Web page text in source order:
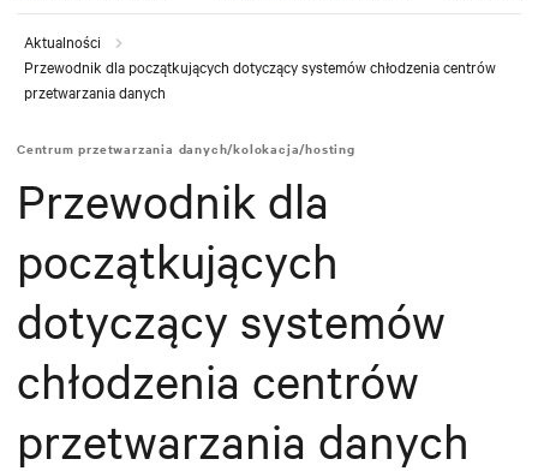
Aktualności
Przewodnik dla początkujących dotyczący systemów chłodzenia centrów
przetwarzania danych
Centrum przetwarzania danych/kolokacja/hosting
Przewodnik dla
początkujących
dotyczący systemów
chłodzenia centrów
przetwarzania danych